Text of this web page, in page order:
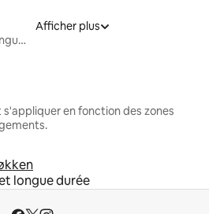
Locations moyenne et longue durée
Afficher plus
en fonction des zones
longue durée